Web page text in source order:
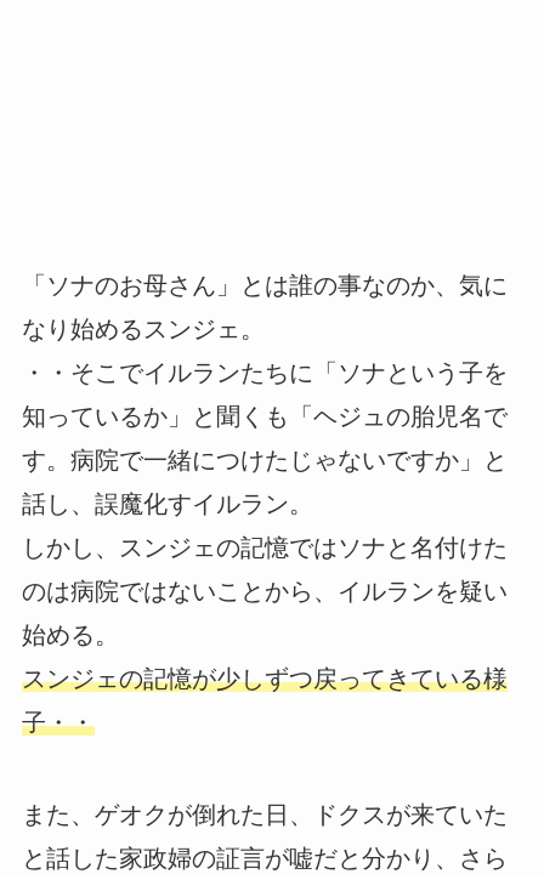
「ソナのお母さん」とは誰の事なのか、気に
なり始めるスンジェ。
・・そこでイルランたちに「ソナという子を
知っているか」と聞くも「ヘジュの胎児名で
す。病院で一緒につけたじゃないですか」と
話し、誤魔化すイルラン。
しかし、スンジェの記憶ではソナと名付けた
のは病院ではないことから、イルランを疑い
始める。
スンジェの記憶が少しずつ戻ってきている様
子・・
また、ゲオクが倒れた日、ドクスが来ていた
と話した家政婦の証言が嘘だと分かり、さら